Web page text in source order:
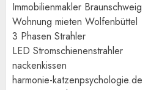
Immobilienmakler Braunschweig
Wohnung mieten Wolfenbüttel
3 Phasen Strahler
LED Stromschienenstrahler
nackenkissen
harmonie-katzenpsychologie.de